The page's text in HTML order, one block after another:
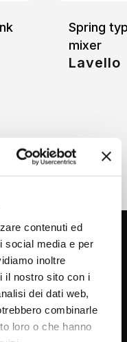
contenuti ed
social media e per
inoltre
il nostro sito con i
dei dati web,
combinarle
loro o che hanno
Spring
mixer
Lavello
28024